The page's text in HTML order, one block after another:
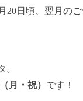
20日頃、翌月のご
。
月・祝） です！